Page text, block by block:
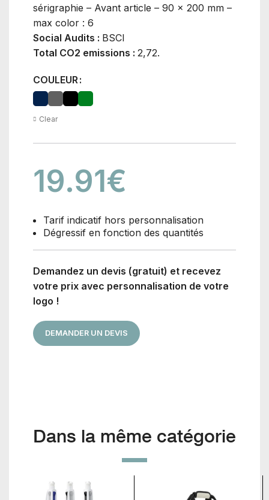
sérigraphie – Avant article – 90 x 200 mm –
max color : 6
Social Audits : BSCI
Total CO2 emissions : 2,72.
COULEUR
Clear
19.91€
Tarif indicatif hors personnalisation
Dégressif en fonction des quantités
Demandez un devis (gratuit) et recevez
votre prix avec personnalisation de votre
logo !
DEMANDER UN DEVIS
Dans la même catégorie